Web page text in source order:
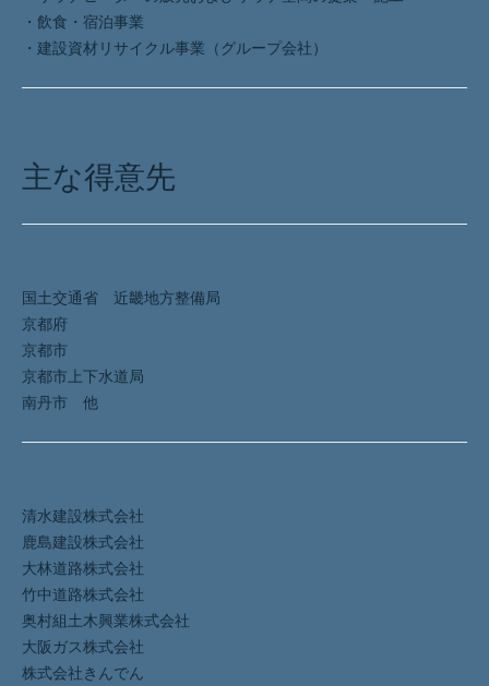
・飲食・宿泊事業
・建設資材リサイクル事業（グループ会社）
主な得意先
国土交通省 近畿地方整備局
京都府
京都市
京都市上下水道局
南丹市 他
清水建設株式会社
鹿島建設株式会社
大林道路株式会社
竹中道路株式会社
奥村組土木興業株式会社
大阪ガス株式会社
株式会社きんでん